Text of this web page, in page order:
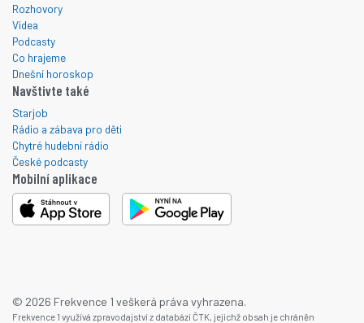
Rozhovory
Videa
Podcasty
Co hrajeme
Dnešní horoskop
Navštivte také
Starjob
Rádio a zábava pro děti
Chytré hudební rádio
České podcasty
Mobilní aplikace
© 2026 Frekvence 1 veškerá práva vyhrazena.
Frekvence 1 využívá zpravodajství z databází ČTK, jejichž obsah je chráněn